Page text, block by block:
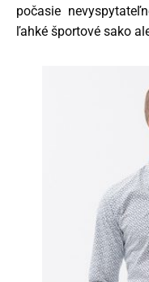
počasie
ľahké športové sako